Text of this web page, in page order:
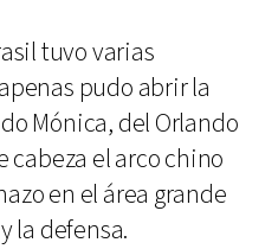
tuvo varias
pudo abrir la
Mónica, del Orlando
cabeza el arco chino
en el área grande
la defensa.